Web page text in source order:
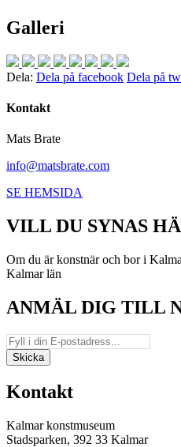
Galleri
Dela: Dela på facebook Dela på
Kontakt
Mats Brate
info@matsbrate.com
SE HEMSIDA
VILL DU SYNAS
Om du är konstnär och bor i
Kalmar län
ANMÄL DIG TILL
Kontakt
Kalmar konstmuseum
Stadsparken, 392 33 Kalmar